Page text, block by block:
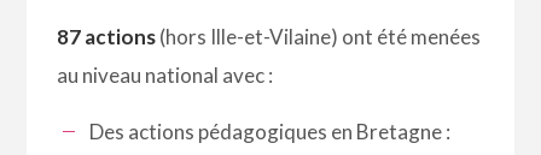
87 actions(hors Ille-et-Vilaine) ont été menées
au niveau national avec :
Des actions pédagogiques en Bretagne :